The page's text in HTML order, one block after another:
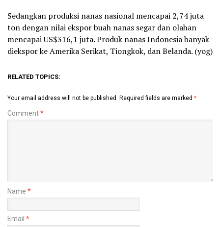
Sedangkan produksi nanas nasional mencapai 2,74 juta
ton dengan nilai ekspor buah nanas segar dan olahan
mencapai US$316,1 juta. Produk nanas Indonesia banyak
diekspor ke Amerika Serikat, Tiongkok, dan Belanda. (yog)
RELATED TOPICS:
Your email address will not be published. Required fields are marked *
Comment*
Name *
Email *